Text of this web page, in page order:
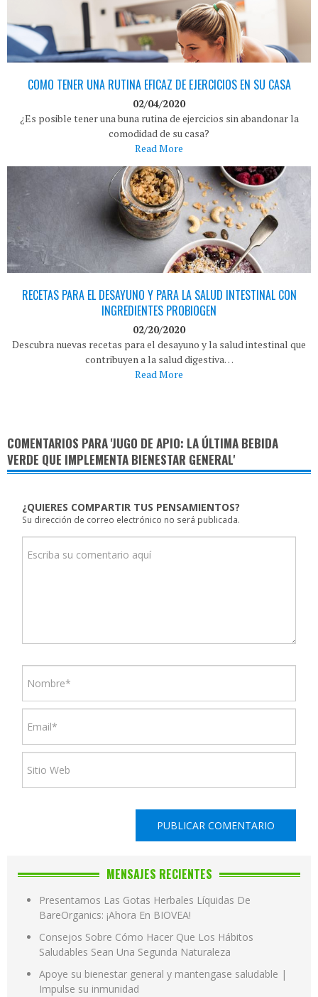
COMO TENER UNA RUTINA EFICAZ DE EJERCICIOS EN SU CASA
02/04/2020
¿Es posible tener una buna rutina de ejercicios sin abandonar la
comodidad de su casa?
Read More
RECETAS PARA EL DESAYUNO Y PARA LA SALUD INTESTINAL CON
INGREDIENTES PROBIOGEN
02/20/2020
Descubra nuevas recetas para el desayuno y la salud intestinal que
contribuyen a la salud digestiva…
Read More
COMENTARIOS PARA 'JUGO DE APIO: LA ÚLTIMA BEBIDA
VERDE QUE IMPLEMENTA BIENESTAR GENERAL'
¿QUIERES COMPARTIR TUS PENSAMIENTOS?
Su dirección de correo electrónico no será publicada.
MENSAJES RECIENTES
Presentamos Las Gotas Herbales Líquidas De
BareOrganics: ¡Ahora En BIOVEA!
Consejos Sobre Cómo Hacer Que Los Hábitos
Saludables Sean Una Segunda Naturaleza
Apoye su bienestar general y mantengase saludable |
Impulse su inmunidad